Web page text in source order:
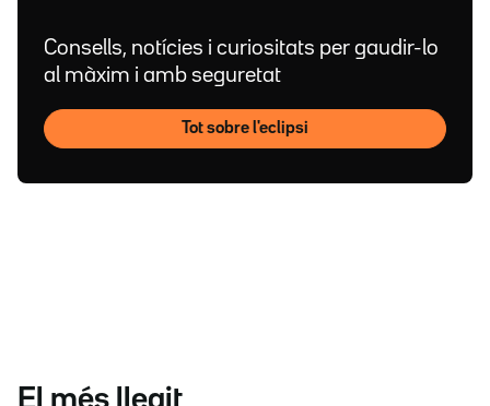
Consells, notícies i curiositats per gaudir-lo
al màxim i amb seguretat
Tot sobre l'eclipsi